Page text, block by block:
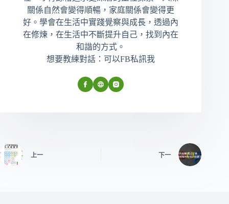
關係自然會變得順暢，家庭關係會變得更
好。學會在生活中實踐覺察與成長，透過內
在修煉，在生活中不斷提升自己，找到內在
和諧的方式。
想要教練對話：可以FB私訊我
上一 下一